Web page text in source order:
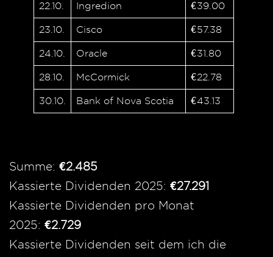
22.10. Ingredion €39.00
23.10. Cisco €57.38
24.10. Oracle €31.80
28.10. McCormick €22.78
30.10. Bank of Nova Scotia €43.13
Summe: €2.485
Kassierte Dividenden 2025: €27.291
Kassierte Dividenden pro Monat
2025: €2.729
Kassierte Dividenden seit dem ich die